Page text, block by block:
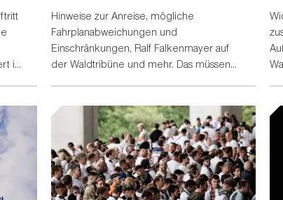
in
Hinweise zur Anreise, mögliche
Fahrplanabweichungen und
Einschränkungen, Ralf Falkenmayer auf
der Waldtribüne und mehr. Das müssen